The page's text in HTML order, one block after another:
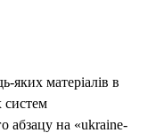
яких матеріалів в
систем
абзацу на «ukraine-